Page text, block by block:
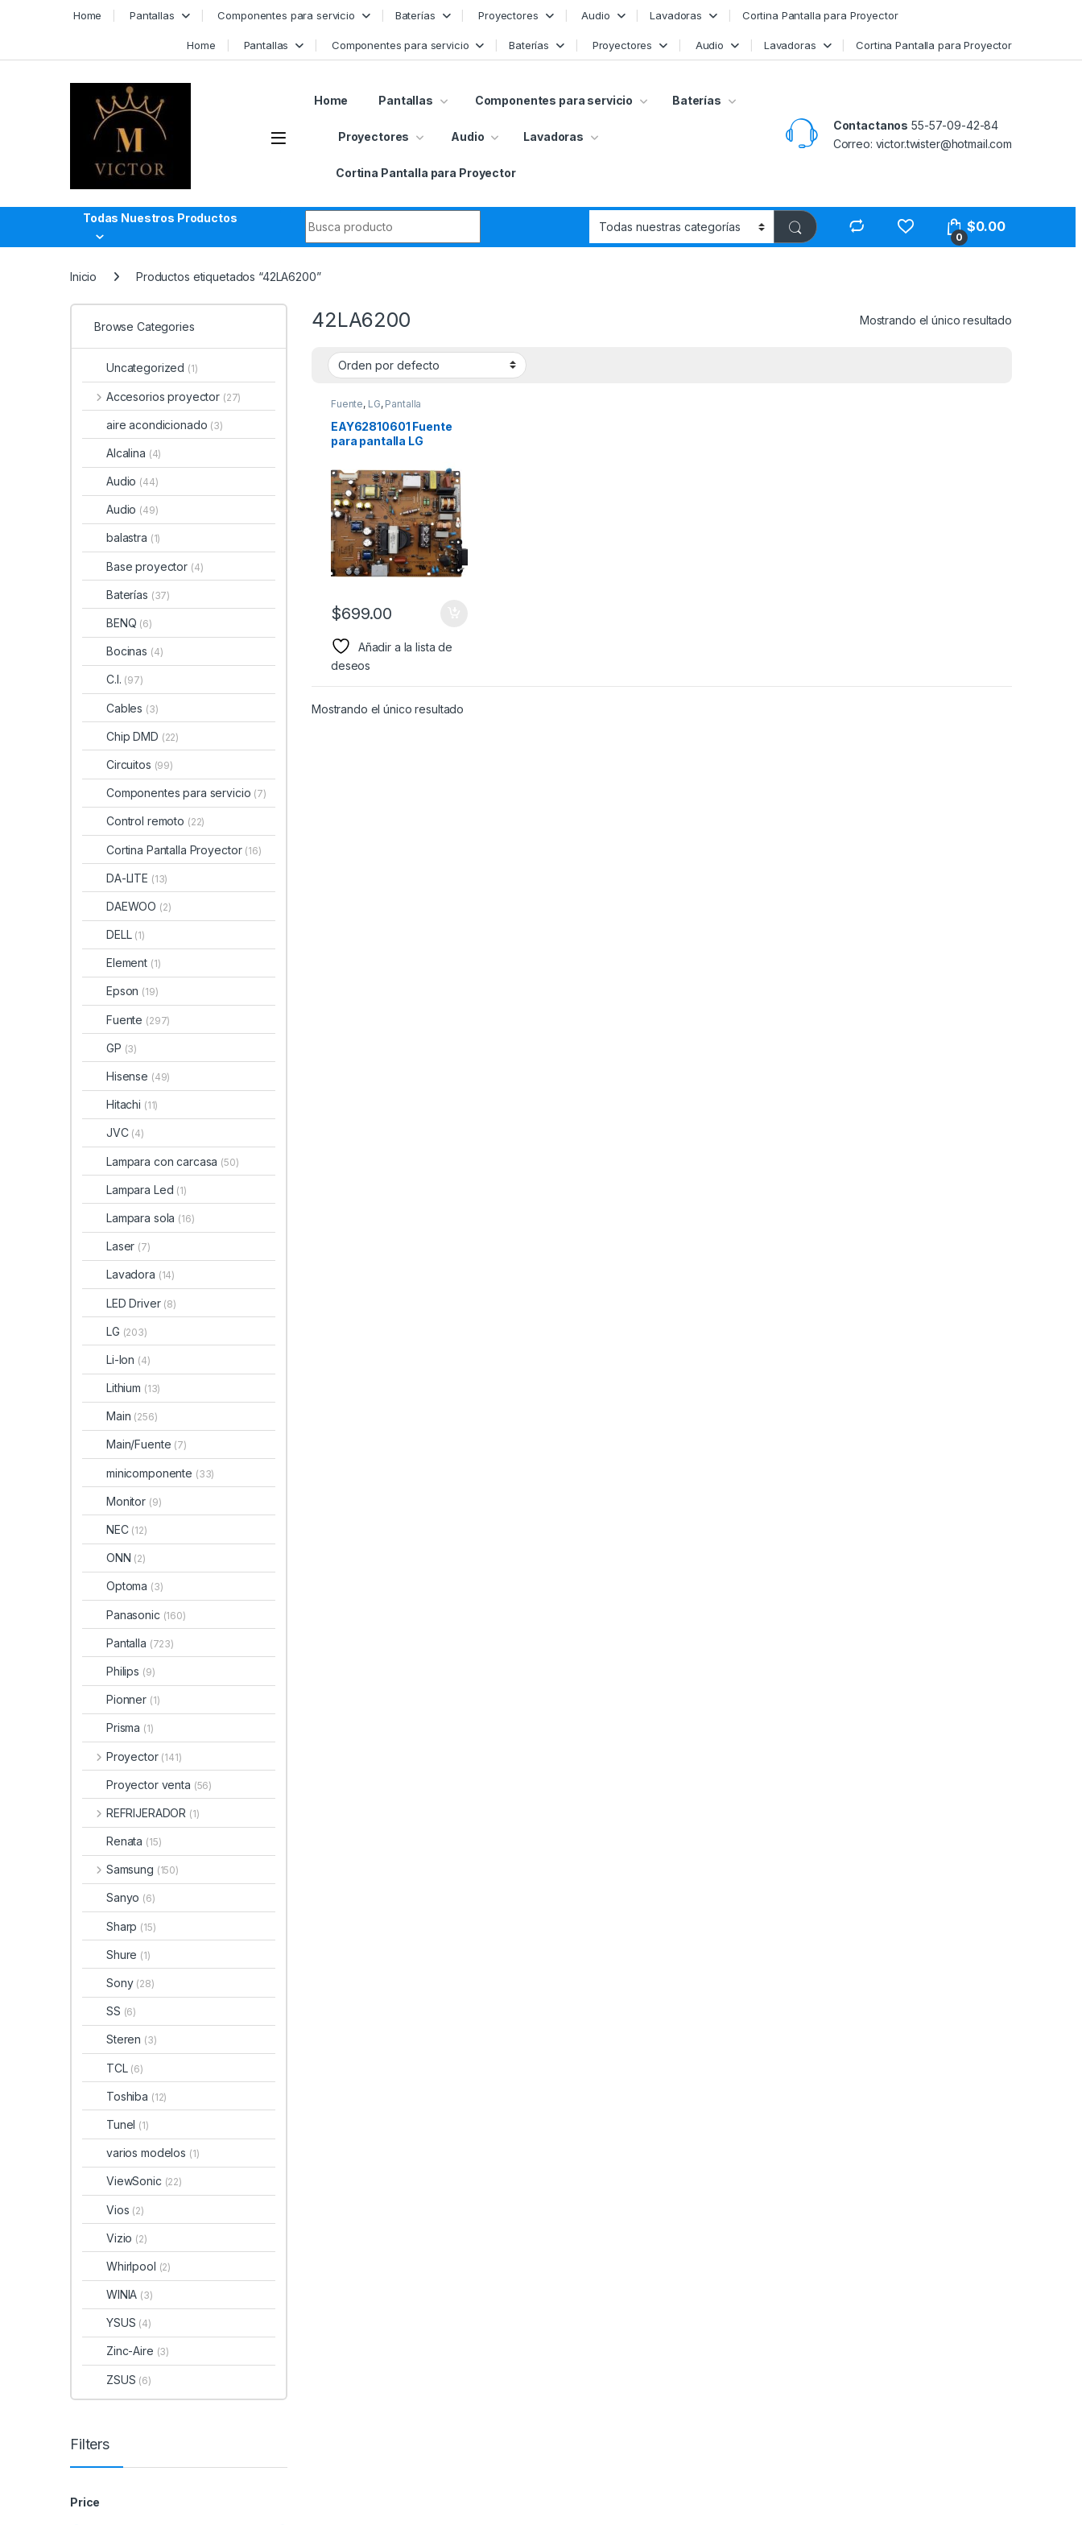
Home Pantallas Componentes para servicio Baterías Proyectores Audio Lavadoras Cortina Pantalla para Proyector
Home Pantallas Componentes para servicio Baterías Proyectores Audio Lavadoras Cortina Pantalla para Proyector
Home Pantallas Componentes para servicio Baterías
Proyectores Audio Lavadoras
Cortina Pantalla para Proyector
Contactanos 55-57-09-42-84
Correo: victor.twister@hotmail.com
Todas Nuestros Productos
0
$0.00
Inicio Productos etiquetados “42LA6200”
42LA6200 Mostrando el único resultado
Fuente, LG, Pantalla
EAY62810601 Fuente
para pantalla LG
42LN5700, 42LA6200
$699.00
Añadir a la lista de
deseos
Mostrando el único resultado
Browse Categories
Uncategorized (1)
Accesorios proyector (27)
aire acondicionado (3)
Alcalina (4)
Audio (44)
Audio (49)
balastra (1)
Base proyector (4)
Baterías (37)
BENQ (6)
Bocinas (4)
C.I. (97)
Cables (3)
Chip DMD (22)
Circuitos (99)
Componentes para servicio (7)
Control remoto (22)
Cortina Pantalla Proyector (16)
DA-LITE (13)
DAEWOO (2)
DELL (1)
Element (1)
Epson (19)
Fuente (297)
GP (3)
Hisense (49)
Hitachi (11)
JVC (4)
Lampara con carcasa (50)
Lampara Led (1)
Lampara sola (16)
Laser (7)
Lavadora (14)
LED Driver (8)
LG (203)
Li-Ion (4)
Lithium (13)
Main (256)
Main/Fuente (7)
minicomponente (33)
Monitor (9)
NEC (12)
ONN (2)
Optoma (3)
Panasonic (160)
Pantalla (723)
Philips (9)
Pionner (1)
Prisma (1)
Proyector (141)
Proyector venta (56)
REFRIJERADOR (1)
Renata (15)
Samsung (150)
Sanyo (6)
Sharp (15)
Shure (1)
Sony (28)
SS (6)
Steren (3)
TCL (6)
Toshiba (12)
Tunel (1)
varios modelos (1)
ViewSonic (22)
Vios (2)
Vizio (2)
Whirlpool (2)
WINIA (3)
YSUS (4)
Zinc-Aire (3)
ZSUS (6)
Filters
Price